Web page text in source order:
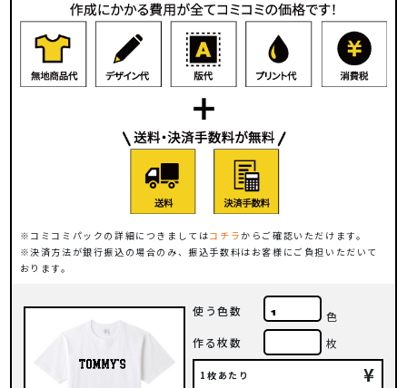
コミコミパックの詳細につきましてはコチラからご確認いただけます。
決済方法が銀行振込の場合のみ、振込手数料はお客様にご負担いただいて
おります。
使う色数
色
作る枚数
枚
1枚あたり ¥